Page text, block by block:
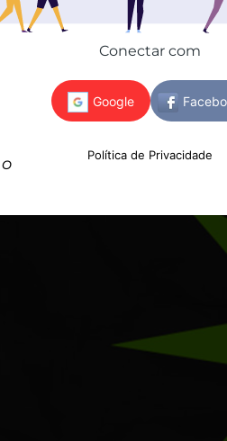
Conectar com
Política de Privacidade